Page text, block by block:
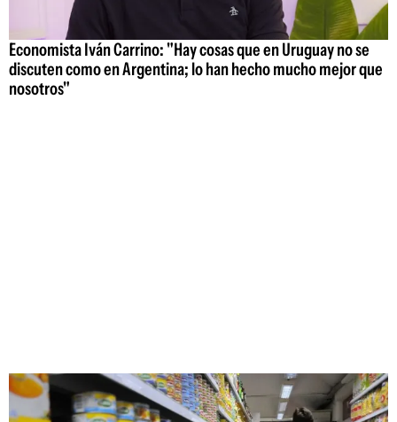
Economista Iván Carrino: "Hay cosas que en Uruguay no se
discuten como en Argentina; lo han hecho mucho mejor que
nosotros"